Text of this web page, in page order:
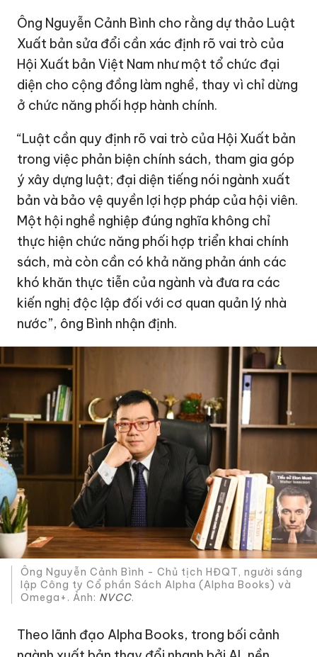
Ông Nguyễn Cảnh Bình cho rằng dự thảo Luật
Xuất bản sửa đổi cần xác định rõ vai trò của
Hội Xuất bản Việt Nam như một tổ chức đại
diện cho cộng đồng làm nghề, thay vì chỉ dừng
ở chức năng phối hợp hành chính.
“Luật cần quy định rõ vai trò của Hội Xuất bản
trong việc phản biện chính sách, tham gia góp
ý xây dựng luật; đại diện tiếng nói ngành xuất
bản và bảo vệ quyền lợi hợp pháp của hội viên.
Một hội nghề nghiệp đúng nghĩa không chỉ
thực hiện chức năng phối hợp triển khai chính
sách, mà còn cần có khả năng phản ánh các
khó khăn thực tiễn của ngành và đưa ra các
kiến nghị độc lập đối với cơ quan quản lý nhà
nước”, ông Bình nhận định.
Ông Nguyễn Cảnh Bình - Chủ tịch HĐQT, người sáng
lập Công ty Cổ phần Sách Alpha (Alpha Books) và
Omega+. Ảnh: NVCC.
Theo lãnh đạo Alpha Books, trong bối cảnh